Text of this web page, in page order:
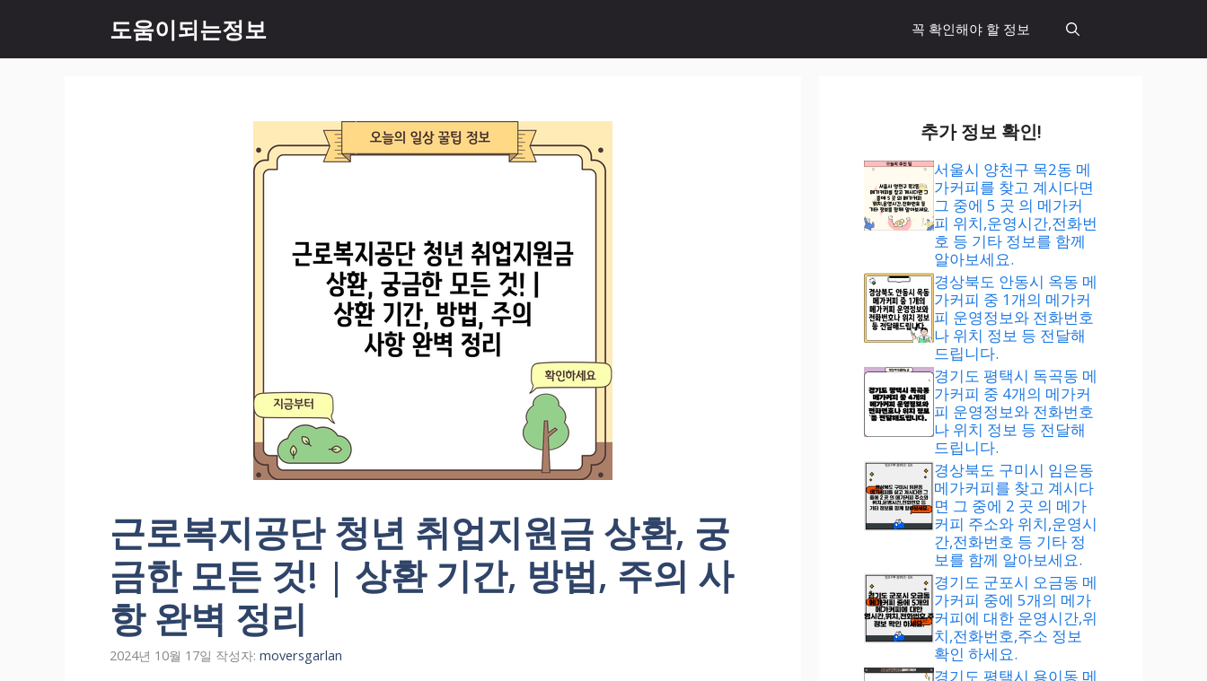
츠
도움이되는정보 꼭 확인해야 할 정보
근로복지공단 청년 취업지원금 상환, 궁
금한 모든 것! | 상환 기간, 방법, 주의 사
항 완벽 정리
2024년 10월 17일 작성자: moversgarlan
추가 정보 확인!
서울시 양천구 목2동 메
가커피를 찾고 계시다면
그 중에 5 곳 의 메가커
피 위치,운영시간,전화번
호 등 기타 정보를 함께
알아보세요.
경상북도 안동시 옥동 메
가커피 중 1개의 메가커
피 운영정보와 전화번호
나 위치 정보 등 전달해
드립니다.
경기도 평택시 독곡동 메
가커피 중 4개의 메가커
피 운영정보와 전화번호
나 위치 정보 등 전달해
드립니다.
경상북도 구미시 임은동
메가커피를 찾고 계시다
면 그 중에 2 곳 의 메가
커피 주소와 위치,운영시
간,전화번호 등 기타 정
보를 함께 알아보세요.
경기도 군포시 오금동 메
가커피 중에 5개의 메가
커피에 대한 운영시간,위
치,전화번호,주소 정보
확인 하세요.
경기도 평택시 용이동 메